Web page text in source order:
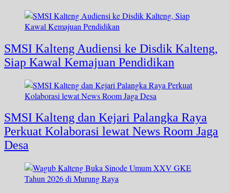
SMSI Kalteng Audiensi ke Disdik Kalteng,
Siap Kawal Kemajuan Pendidikan
SMSI Kalteng dan Kejari Palangka Raya
Perkuat Kolaborasi lewat News Room Jaga
Desa